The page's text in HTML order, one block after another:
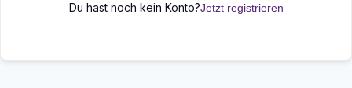
Du hast noch kein Konto?Jetzt registrieren